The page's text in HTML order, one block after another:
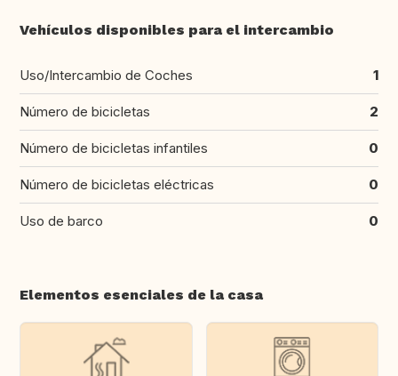
Vehículos disponibles para el intercambio
Uso/Intercambio de Coches 1
Número de bicicletas 2
Número de bicicletas infantiles 0
Número de bicicletas eléctricas 0
Uso de barco 0
Elementos esenciales de la casa